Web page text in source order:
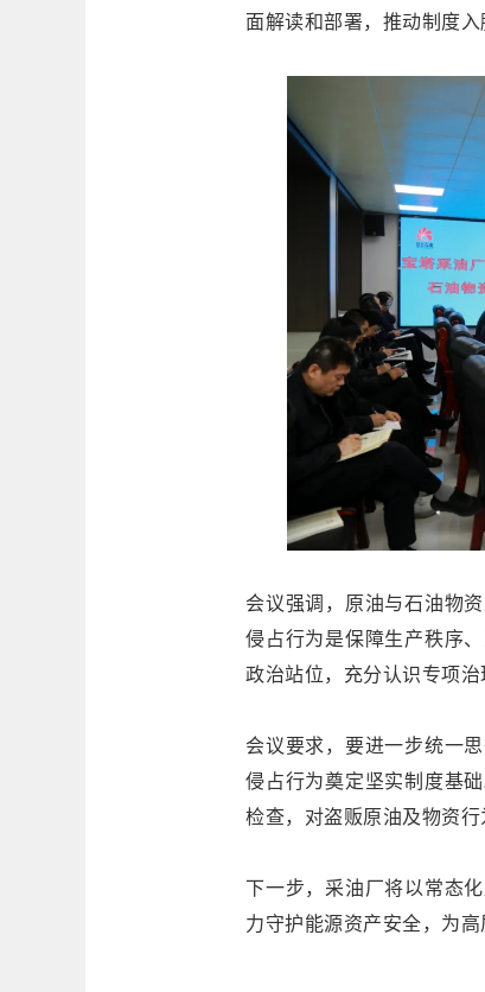
面解读和部署，推动制度
会议强调，原油与石油物
侵占行为是保障生产秩序
政治站位，充分认识专项
会议要求，要进一步统一
侵占行为奠定坚实制度基
检查，对盗贩原油及物资行
下一步，采油厂将以常态
力守护能源资产安全，为